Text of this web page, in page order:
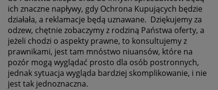
ich znaczne napływy, gdy Ochrona Kupujących będzie
działała, a reklamacje będą uznawane. Dziękujemy za
odzew, chętnie zobaczymy z rodziną Państwa oferty, a
jeżeli chodzi o aspekty prawne, to konsultujemy z
prawnikami, jest tam mnóstwo niuansów, które na
pozór mogą wyglądać prosto dla osób postronnych,
jednak sytuacja wygląda bardziej skomplikowanie, i nie
jest tak jednoznaczna.